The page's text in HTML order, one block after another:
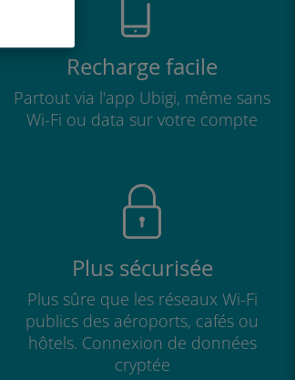
Recharge facile
Partout via l'app Ubigi, même sans
Wi-Fi ou data sur votre compte
Plus sécurisée
Plus sûre que les réseaux Wi-Fi
publics des aéroports, cafés ou
hôtels. Connexion de données
cryptée